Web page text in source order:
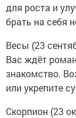
для роста и
брать на себя
Весы (23
Вас ждёт
знакомство.
или укрепите
Скорпион (23